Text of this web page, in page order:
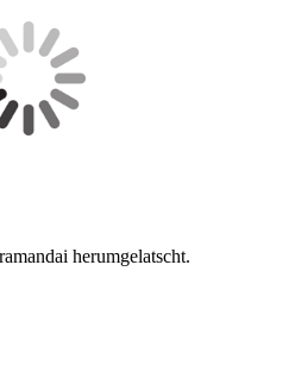
herumgelatscht.